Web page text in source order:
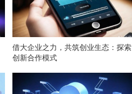
借大企业之力，共筑创业生态：探索
创新合作模式